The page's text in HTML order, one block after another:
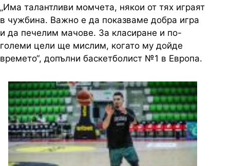
„Има талантливи момчета, някои от тях играят
в чужбина. Важно е да показваме добра игра
и да печелим мачове. За класиране и по-
големи цели ще мислим, когато му дойде
времето“, допълни баскетболист №1 в Европа.